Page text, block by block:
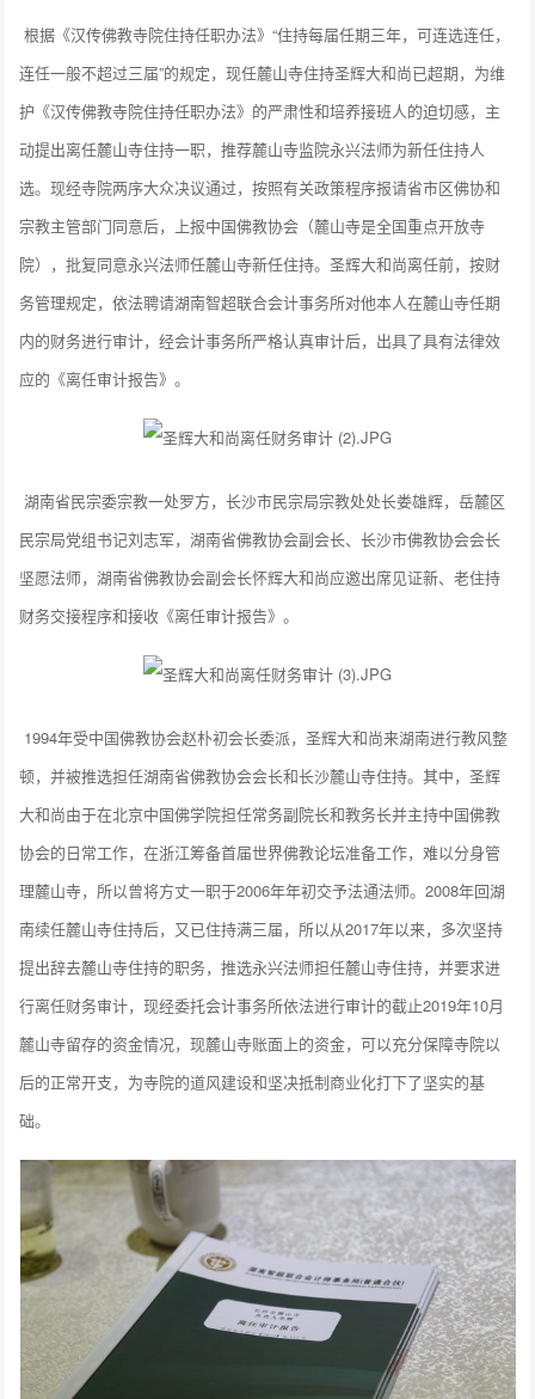
根据《汉传佛教寺院住持任职办法》“住持每届任期三年，可连选连任，
连任一般不超过三届”的规定，现任麓山寺住持圣辉大和尚已超期，为维
护《汉传佛教寺院住持任职办法》的严肃性和培养接班人的迫切感，主
动提出离任麓山寺住持一职，推荐麓山寺监院永兴法师为新任住持人
选。现经寺院两序大众决议通过，按照有关政策程序报请省市区佛协和
宗教主管部门同意后，上报中国佛教协会（麓山寺是全国重点开放寺
院），批复同意永兴法师任麓山寺新任住持。圣辉大和尚离任前，按财
务管理规定，依法聘请湖南智超联合会计事务所对他本人在麓山寺任期
内的财务进行审计，经会计事务所严格认真审计后，出具了具有法律效
应的《离任审计报告》。
湖南省民宗委宗教一处罗方，长沙市民宗局宗教处处长娄雄辉，岳麓区
民宗局党组书记刘志军，湖南省佛教协会副会长、长沙市佛教协会会长
坚愿法师，湖南省佛教协会副会长怀辉大和尚应邀出席见证新、老住持
财务交接程序和接收《离任审计报告》。
1994年受中国佛教协会赵朴初会长委派，圣辉大和尚来湖南进行教风整
顿，并被推选担任湖南省佛教协会会长和长沙麓山寺住持。其中，圣辉
大和尚由于在北京中国佛学院担任常务副院长和教务长并主持中国佛教
协会的日常工作，在浙江筹备首届世界佛教论坛准备工作，难以分身管
理麓山寺，所以曾将方丈一职于2006年年初交予法通法师。2008年回湖
南续任麓山寺住持后，又已住持满三届，所以从2017年以来，多次坚持
提出辞去麓山寺住持的职务，推选永兴法师担任麓山寺住持，并要求进
行离任财务审计，现经委托会计事务所依法进行审计的截止2019年10月
麓山寺留存的资金情况，现麓山寺账面上的资金，可以充分保障寺院以
后的正常开支，为寺院的道风建设和坚决抵制商业化打下了坚实的基
础。